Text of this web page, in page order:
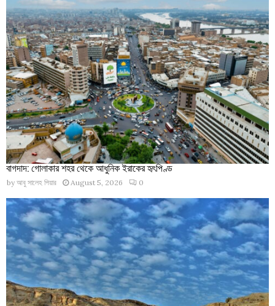
বাগদাদ: গোলাকার শহর থেকে আধুনিক ইরাকের হৃৎপিণ্ড
by আবু সালেহ পিয়ার August 5, 2026 0